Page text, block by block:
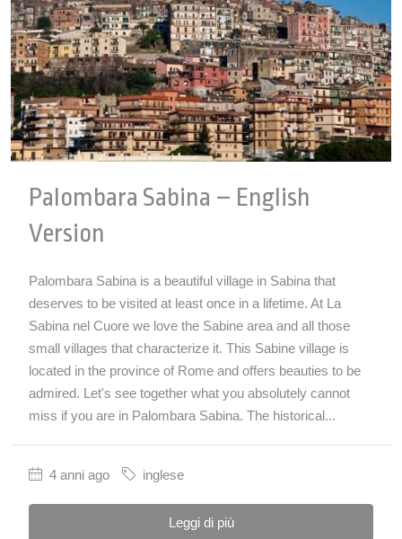
Palombara Sabina – English
Version
Palombara Sabina is a beautiful village in Sabina that
deserves to be visited at least once in a lifetime. At La
Sabina nel Cuore we love the Sabine area and all those
small villages that characterize it. This Sabine village is
located in the province of Rome and offers beauties to be
admired. Let's see together what you absolutely cannot
miss if you are in Palombara Sabina. The historical...
4 anni ago inglese
Leggi di più